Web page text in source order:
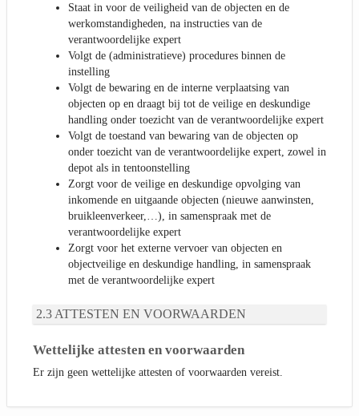
Staat in voor de veiligheid van de objecten en de
werkomstandigheden, na instructies van de
verantwoordelijke expert
Volgt de (administratieve) procedures binnen de
instelling
Volgt de bewaring en de interne verplaatsing van
objecten op en draagt bij tot de veilige en deskundige
handling onder toezicht van de verantwoordelijke expert
Volgt de toestand van bewaring van de objecten op
onder toezicht van de verantwoordelijke expert, zowel in
depot als in tentoonstelling
Zorgt voor de veilige en deskundige opvolging van
inkomende en uitgaande objecten (nieuwe aanwinsten,
bruikleenverkeer,…), in samenspraak met de
verantwoordelijke expert
Zorgt voor het externe vervoer van objecten en
objectveilige en deskundige handling, in samenspraak
met de verantwoordelijke expert
ATTESTEN EN VOORWAARDEN
Wettelijke attesten en voorwaarden
Er zijn geen wettelijke attesten of voorwaarden vereist.